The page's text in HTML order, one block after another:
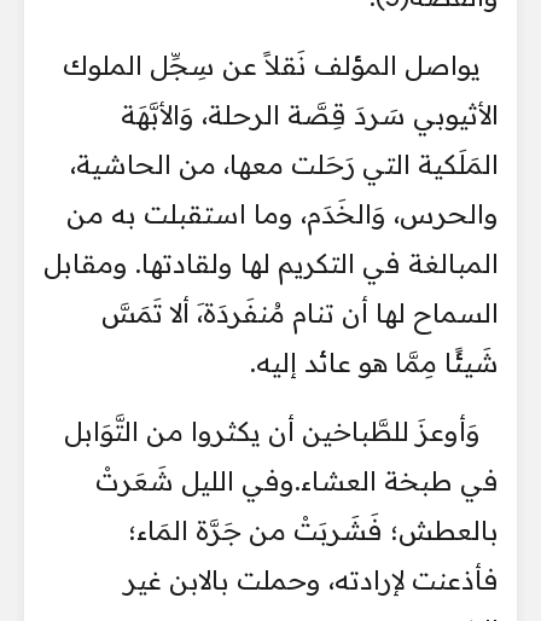
يواصل المؤلف نَقلاً عن سِجِّل الملوك
الأثيوبي سَردَ قِصَّة الرحلة، وَالأبَّهَة
المَلَكية التي رَحَلت معها، من الحاشية،
والحرس، وَالخَدَم، وما استقبلت به من
المبالغة في التكريم لها ولقادتها. ومقابل
السماح لها أن تنام مُنفَردَة،َ ألا تَمَسَّ
شَيئًا مِمَّا هو عائد إليه.
وَأوعزَ للطَّباخين أن يكثروا من التَّوَابل
في طبخة العشاء.وفي الليل شَعَرتْ
بالعطش؛ فَشَربَتْ من جَرَّة المَاء؛
فأذعنت لإرادته، وحملت بالابن غير